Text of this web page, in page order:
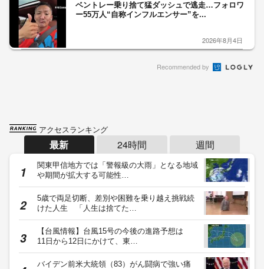
ベントレー乗り捨て猛ダッシュで逃走…フォロワ
ー55万人“自称インフルエンサー”を...
2026年8月4日
Recommended by
アクセスランキング
最新 24時間 週間
関東甲信地方では「警報級の大雨」となる地域
や期間が拡大する可能性…
5歳で両足切断、差別や困難を乗り越え挑戦続
けた人生 「人生は捨てた…
【台風情報】台風15号の今後の進路予想は
11日から12日にかけて、東…
バイデン前米大統領（83）がん闘病で強い痛